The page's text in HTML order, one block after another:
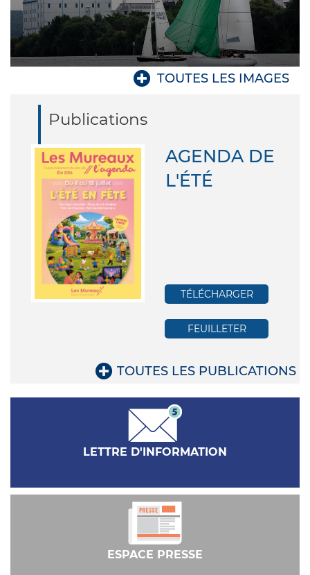
Publications
AGENDA DE
L'ÉTÉ
FEUILLETER
TÉLÉCHARGER
LETTRE D'INFORMATION
ESPACE PRESSE